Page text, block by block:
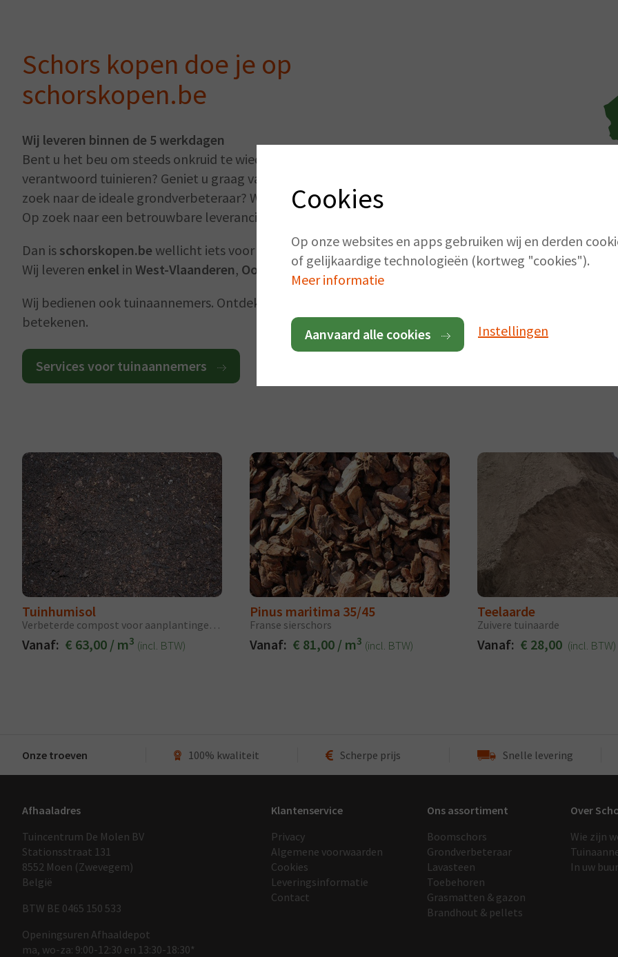
Schors kopen doe je op
schorskopen.be
Wij leveren binnen de 5 werkdagen
Bent u het beu om steeds onkruid te wieden? Houdt u van ecologisch
verantwoord tuinieren? Geniet u graag van een tuin zonder zorgen? Op
zoek naar de ideale grondverbeteraar? Wenst u een instant groen gazon?
Op zoek naar een betrouwbare leverancier?
Dan is schorskopen.be wellicht iets voor u.
Wij leveren enkel in West-Vlaanderen, Oost-vlaanderenenHenegouwen.
Wij bedienen ook tuinaannemers. Ontdek wat we voor u kunnen
betekenen.
Services voor tuinaannemers
Tuinhumisol
Verbeterde compost voor aanplantingen en gazonaanleg
Vanaf: € 63,00 / m3 (incl. BTW)
Pinus maritima 35/45
Franse sierschors
Vanaf: € 81,00 / m3 (incl. BTW)
Teelaarde
Zuivere tuinaarde
Vanaf: € 28,00 (incl. BTW)
Onze troeven 100% kwaliteit Scherpe prijs Snelle levering
Afhaaladres
Tuincentrum De Molen BV
Stationsstraat 131
8552 Moen (Zwevegem)
België
BTW BE 0465 150 533
Openingsuren Afhaaldepot
ma, wo-za: 9:00-12:30 en 13:30-18:30*
Klantenservice
Privacy
Algemene voorwaarden
Cookies
Leveringsinformatie
Contact
Ons assortiment
Boomschors
Grondverbeteraar
Lavasteen
Toebehoren
Grasmatten & gazon
Brandhout & pellets
Over
Wie zijn
In uw
Cookies
Op onze websites en apps gebruiken wij en derden
of gelijkaardige technologieën (kortweg "cookies").
Meer informatie
Aanvaard alle cookies Instellingen